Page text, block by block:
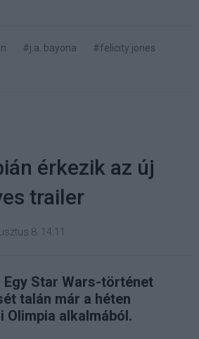
#j.a. bayona
#felicity jones
érkezik az új
trailer
8. 14:11
Egy Star Wars-történet
talán már a héten
Olimpia alkalmából.